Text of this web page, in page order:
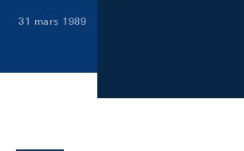
31 mars 1989